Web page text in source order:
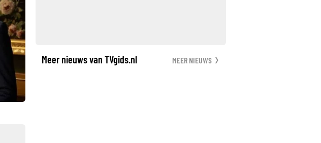
Meer nieuws van TVgids.nl MEER NIEUWS